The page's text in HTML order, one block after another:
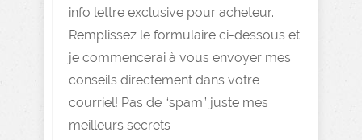
info lettre exclusive pour acheteur.
Remplissez le formulaire ci-dessous et
je commencerai à vous envoyer mes
conseils directement dans votre
courriel! Pas de “spam” juste mes
meilleurs secrets